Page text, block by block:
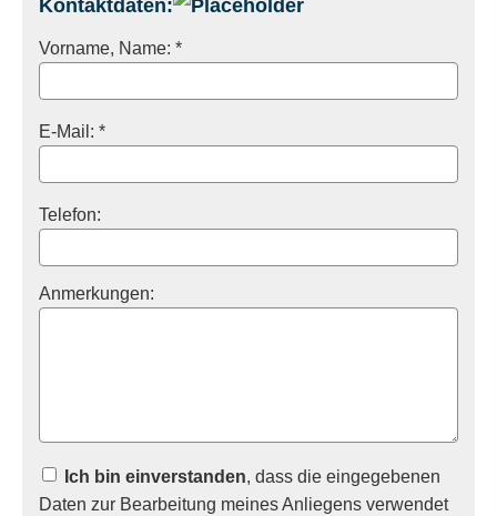
Kontaktdaten:
Vorname, Name: *
E-Mail: *
Telefon:
Anmerkungen:
Ich bin einverstanden, dass die eingegebenen
Daten zur Bearbeitung meines Anliegens verwendet